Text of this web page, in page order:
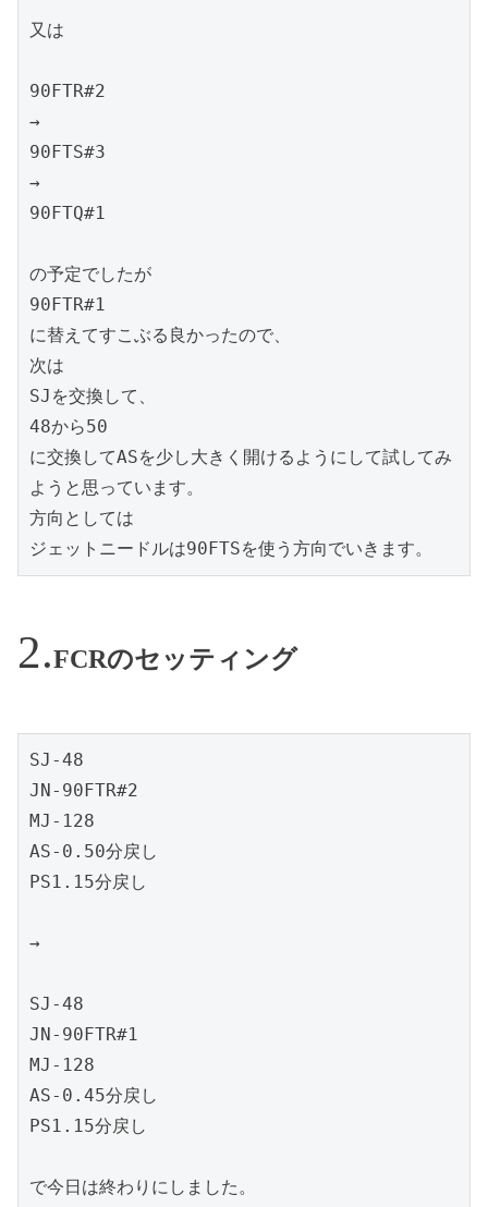
又は
90FTR#2
→
90FTS#3
→
90FTQ#1
の予定でしたが
90FTR#1
に替えてすこぶる良かったので、
次は
SJを交換して、
48から50
に交換してASを少し大きく開けるようにして試してみ
ようと思っています。
方向としては
ジェットニードルは90FTSを使う方向でいきます。
FCRのセッティング
SJ-48
JN-90FTR#2
MJ-128
AS-0.50分戻し
PS1.15分戻し
→
SJ-48
JN-90FTR#1
MJ-128
AS-0.45分戻し
PS1.15分戻し
で今日は終わりにしました。